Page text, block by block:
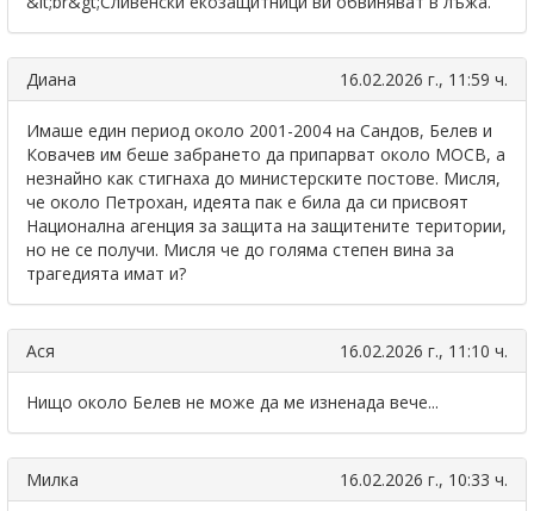
Диана 16.02.2026 г., 11:59 ч.
Имаше един период около 2001-2004 на Сандов, Белев и
Ковачев им беше забрането да припарват около МОСВ, а
незнайно как стигнаха до министерските постове. Мисля,
че около Петрохан, идеята пак е била да си присвоят
Национална агенция за защита на защитените територии,
но не се получи. Мисля че до голяма степен вина за
трагедията имат и?
Ася 16.02.2026 г., 11:10 ч.
Нищо около Белев не може да ме изненада вече...
Милка 16.02.2026 г., 10:33 ч.